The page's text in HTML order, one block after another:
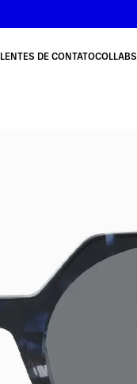
LENTES DE CONTATOCOLLABS